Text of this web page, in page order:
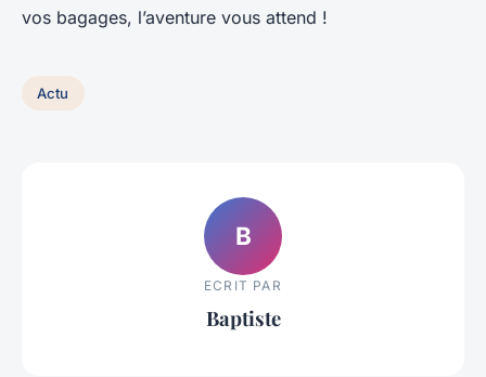
vos bagages, l’aventure vous attend !
Actu
B
ECRIT PAR
Baptiste